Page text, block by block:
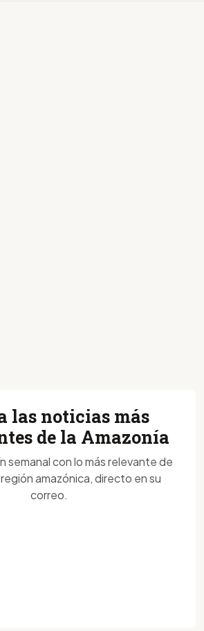
las noticias más
de la Amazonía
semanal con lo más relevante de
amazónica, directo en su
correo.